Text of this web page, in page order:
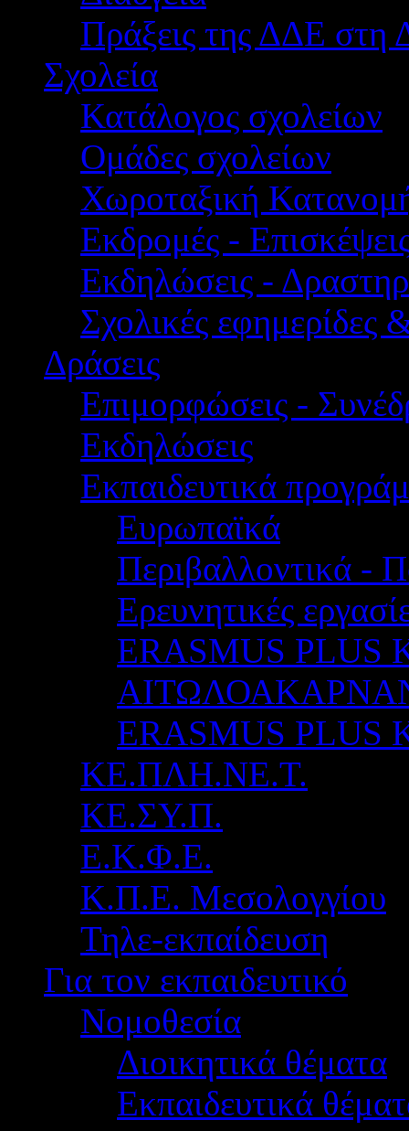
Πράξεις της ΔΔΕ στη
Σχολεία
Κατάλογος σχολείων
Ομάδες σχολείων
Χωροταξική
Εκδρομές -
Εκδηλώσεις -
Σχολικές εφημερίδες
Δράσεις
Επιμορφώσεις -
Εκδηλώσεις
Εκπαιδευτικά
Ευρωπαϊκά
Περιβαλλοντικά -
Ερευνητικές
ERASMUS PLUS
ERASMUS
ΚΕ.ΠΛΗ.ΝΕ.Τ.
ΚΕ.ΣΥ.Π.
Ε.Κ.Φ.Ε.
Κ.Π.Ε. Μεσολογγίου
Τηλε-εκπαίδευση
Για τον εκπαιδευτικό
Νομοθεσία
Διοικητικά θέματα
Εκπαιδευτικά